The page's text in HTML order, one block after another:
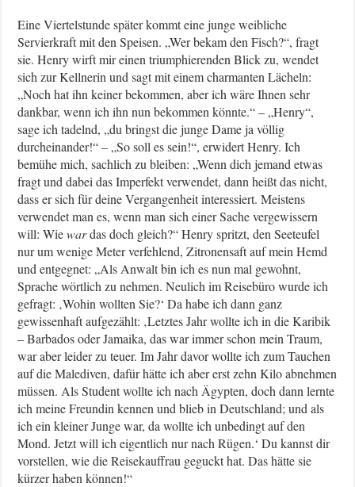
Eine Viertelstunde später kommt eine junge weibliche
Servierkraft mit den Speisen. „Wer bekam den Fisch?“, fragt
sie. Henry wirft mir einen triumphierenden Blick zu, wendet
sich zur Kellnerin und sagt mit einem charmanten Lächeln:
„Noch hat ihn keiner bekommen, aber ich wäre Ihnen sehr
dankbar, wenn ich ihn nun bekommen könnte.“ – „Henry“,
sage ich tadelnd, „du bringst die junge Dame ja völlig
durcheinander!“ – „So soll es sein!“, erwidert Henry. Ich
bemühe mich, sachlich zu bleiben: „Wenn dich jemand etwas
fragt und dabei das Imperfekt verwendet, dann heißt das nicht,
dass er sich für deine Vergangenheit interessiert. Meistens
verwendet man es, wenn man sich einer Sache vergewissern
will: Wiewardas doch gleich?“ Henry spritzt, den Seeteufel
nur um wenige Meter verfehlend, Zitronensaft auf mein Hemd
und entgegnet: „Als Anwalt bin ich es nun mal gewohnt,
Sprache wörtlich zu nehmen. Neulich im Reisebüro wurde ich
gefragt: ‚Wohin wollten Sie?‘ Da habe ich dann ganz
gewissenhaft aufgezählt: ‚Letztes Jahr wollte ich in die Karibik
– Barbados oder Jamaika, das war immer schon mein Traum,
war aber leider zu teuer. Im Jahr davor wollte ich zum Tauchen
auf die Malediven, dafür hätte ich aber erst zehn Kilo abnehmen
müssen. Als Student wollte ich nach Ägypten, doch dann lernte
ich meine Freundin kennen und blieb in Deutschland; und als
ich ein kleiner Junge war, da wollte ich unbedingt auf den
Mond. Jetzt will ich eigentlich nur nach Rügen.‘ Du kannst dir
vorstellen, wie die Reisekauffrau geguckt hat. Das hätte sie
kürzer haben können!“